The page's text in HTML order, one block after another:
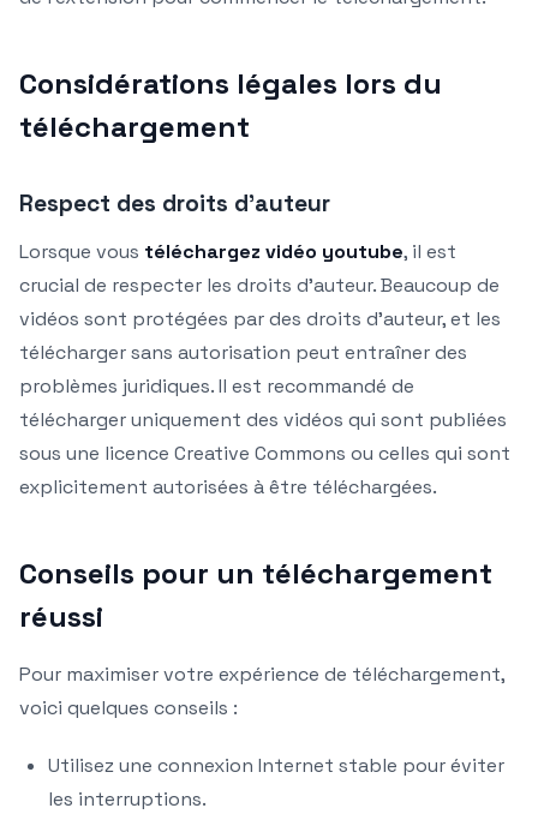
Considérations légales lors du
téléchargement
Respect des droits d’auteur
Lorsque vous téléchargez vidéo youtube, il est
crucial de respecter les droits d’auteur. Beaucoup de
vidéos sont protégées par des droits d’auteur, et les
télécharger sans autorisation peut entraîner des
problèmes juridiques. Il est recommandé de
télécharger uniquement des vidéos qui sont publiées
sous une licence Creative Commons ou celles qui sont
explicitement autorisées à être téléchargées.
Conseils pour un téléchargement
réussi
Pour maximiser votre expérience de téléchargement,
voici quelques conseils :
Utilisez une connexion Internet stable pour éviter
les interruptions.